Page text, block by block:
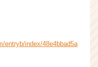
entryb/index/48e4bbad5a